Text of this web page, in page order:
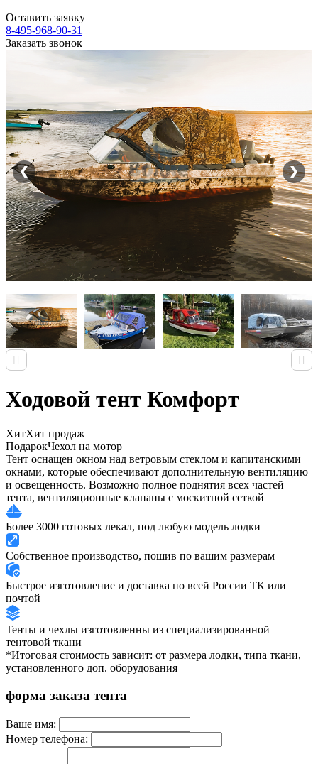
Оставить заявку
8-495-968-90-31
Заказать звонок
Ходовой тент Комфорт
ХитХит продаж
ПодарокЧехол на мотор
Тент оснащен окном над ветровым стеклом и капитанскими
окнами, которые обеспечивают дополнительную вентиляцию
и освещенность. Возможно полное поднятия всех частей
тента, вентиляционные клапаны с москитной сеткой
Более 3000 готовых лекал, под любую модель лодки
Собственное производство, пошив по вашим размерам
Быстрое изготовление и доставка по всей России ТК или
почтой
Тенты и чехлы изготовленны из специализированной
тентовой ткани
*Итоговая стоимость зависит: от размера лодки, типа ткани,
установленного доп. оборудования
форма заказа тента
Ваше имя:
Номер телефона: